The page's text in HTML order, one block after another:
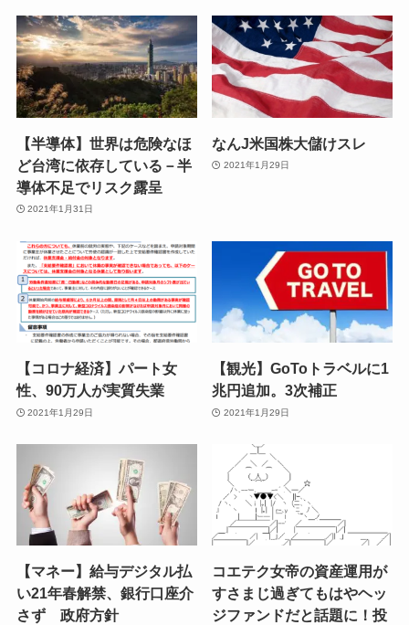
【半導体】世界は危険なほ
ど台湾に依存している－半
導体不足でリスク露呈
2021年1月31日
なんJ米国株大儲けスレ
2021年1月29日
【コロナ経済】パート女
性、90万人が実質失業
2021年1月29日
【観光】GoToトラベルに1
兆円追加。3次補正
2021年1月29日
【マネー】給与デジタル払
い21年春解禁、銀行口座介
さず 政府方針
コエテク女帝の資産運用が
すさまじ過ぎてもはやヘッ
ジファンドだと話題に！投